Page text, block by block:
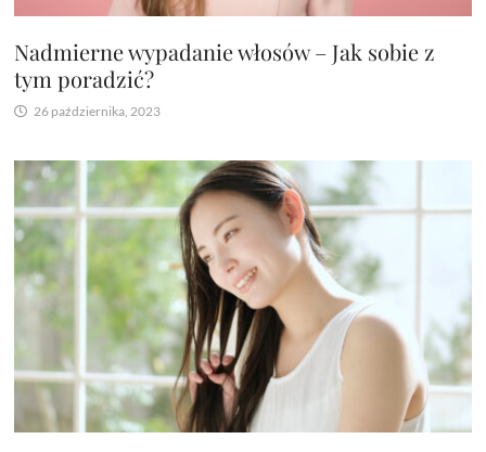
Nadmierne wypadanie włosów – Jak sobie z
tym poradzić?
26 października, 2023